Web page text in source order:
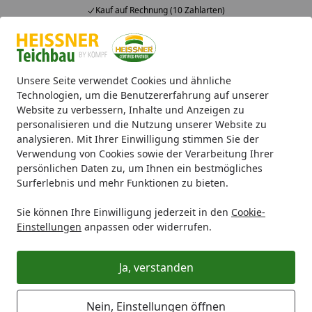
Unsere Seite verwendet Cookies und ähnliche
Technologien, um die Benutzererfahrung auf unserer
Website zu verbessern, Inhalte und Anzeigen zu
personalisieren und die Nutzung unserer Website zu
analysieren. Mit Ihrer Einwilligung stimmen Sie der
Verwendung von Cookies sowie der Verarbeitung Ihrer
persönlichen Daten zu, um Ihnen ein bestmögliches
Surferlebnis und mehr Funktionen zu bieten.
Sie können Ihre Einwilligung jederzeit in den Cookie-
Einstellungen anpassen oder widerrufen.
Ja, verstanden
Nein, Einstellungen öffnen
Kauf auf Rechnung (10 Zahlarten)
Alle Produkte
Mein Konto
Suchen
Startseite
Teichfilter UVC-Klärer UVC-Teichklärer 36W (F436X-00)
UVC-Teichklärer 36W (F436X-00)
(1 Bewertung)